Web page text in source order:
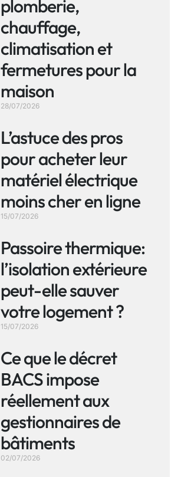
plomberie,
chauffage,
climatisation et
fermetures pour la
maison
28/07/2026
L’astuce des pros
pour acheter leur
matériel électrique
moins cher en ligne
15/07/2026
Passoire thermique:
l’isolation extérieure
peut-elle sauver
votre logement ?
15/07/2026
Ce que le décret
BACS impose
réellement aux
gestionnaires de
bâtiments
02/07/2026